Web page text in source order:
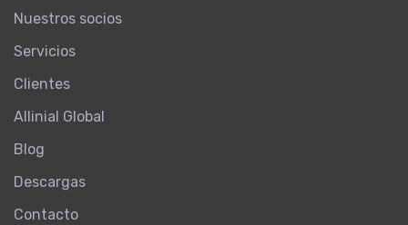
Nuestros socios
Servicios
Clientes
Allinial Global
Blog
Descargas
Contacto